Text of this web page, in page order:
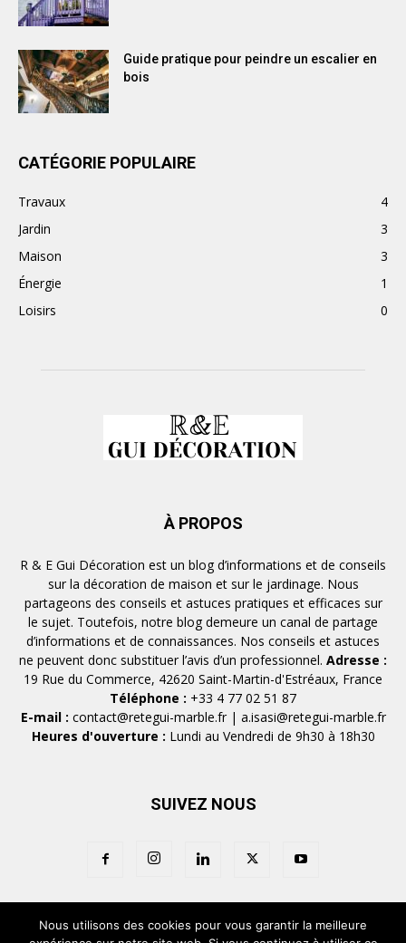
Guide pratique pour peindre un escalier en
bois
CATÉGORIE POPULAIRE
Travaux
4
Jardin
3
Maison
3
Énergie
1
Loisirs
0
À PROPOS
R & E Gui Décoration est un blog d’informations et de conseils
sur la décoration de maison et sur le jardinage. Nous
partageons des conseils et astuces pratiques et efficaces sur
le sujet. Toutefois, notre blog demeure un canal de partage
d’informations et de connaissances. Nos conseils et astuces
ne peuvent donc substituer l’avis d’un professionnel. Adresse :
19 Rue du Commerce, 42620 Saint-Martin-d'Estréaux, France
Téléphone : +33 4 77 02 51 87
E-mail : contact@retegui-marble.fr| a.isasi@retegui-marble.fr
Heures d'ouverture : Lundi au Vendredi de 9h30 à 18h30
SUIVEZ NOUS
Accueil Qui sommes-nous ? Contact
Mentions légales
Nous utilisons des cookies pour vous garantir la meilleure